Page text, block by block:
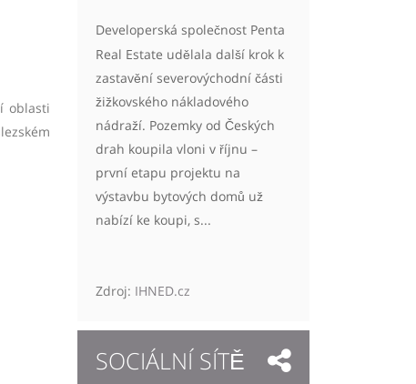
oblasti
Developerská společnost Penta
Real Estate udělala další krok k
zastavění severovýchodní části
žižkovského nákladového
nádraží. Pozemky od Českých
drah koupila vloni v říjnu –
první etapu projektu na
výstavbu bytových domů už
nabízí ke koupi, s...
Zdroj: IHNED.cz
SOCIÁLNÍ SÍTĚ